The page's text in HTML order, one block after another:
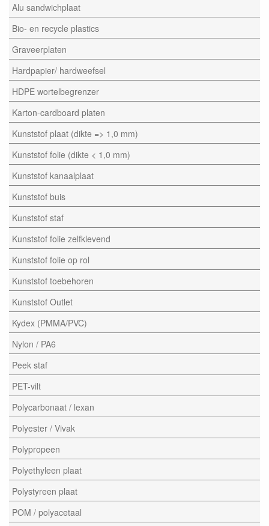
Alu sandwichplaat
Bio- en recycle plastics
Graveerplaten
Hardpapier/ hardweefsel
HDPE wortelbegrenzer
Karton-cardboard platen
Kunststof plaat (dikte => 1,0 mm)
Kunststof folie (dikte < 1,0 mm)
Kunststof kanaalplaat
Kunststof buis
Kunststof staf
Kunststof folie zelfklevend
Kunststof folie op rol
Kunststof toebehoren
Kunststof Outlet
Kydex (PMMA/PVC)
Nylon / PA6
Peek staf
PET-vilt
Polycarbonaat / lexan
Polyester / Vivak
Polypropeen
Polyethyleen plaat
Polystyreen plaat
POM / polyacetaal